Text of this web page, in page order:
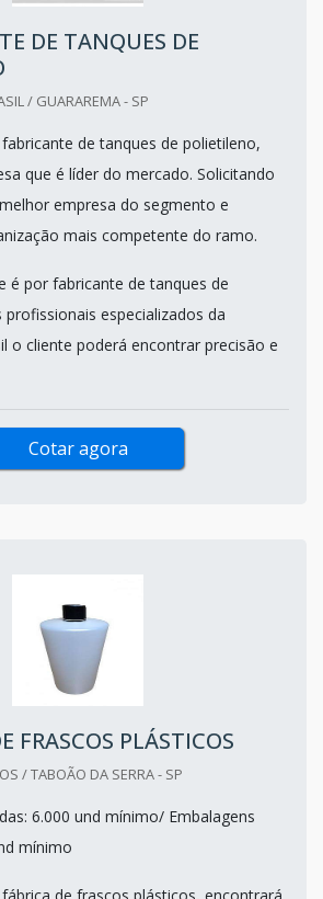
DE TANQUES DE
/ GUARAREMA - SP
de tanques de polietileno,
que é líder do mercado. Solicitando
empresa do segmento e
mais competente do ramo.
é por fabricante de tanques de
especializados da
o cliente poderá encontrar precisão e
Cotar agora
FRASCOS PLÁSTICOS
/ TABOÃO DA SERRA - SP
6.000 und mínimo/ Embalagens
mínimo
de frascos plásticos, encontrará